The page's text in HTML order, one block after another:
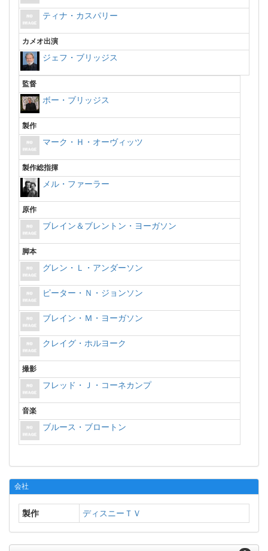
ティナ・カスパリー
カメオ出演
ジェフ・ブリッジス
監督
ボー・ブリッジス
製作
マーク・Ｈ・オーヴィッツ
製作総指揮
メル・ファーラー
原作
ブレイン＆ブレントン・ヨーガソン
脚本
グレン・Ｌ・アンダーソン
ピーター・Ｎ・ジョンソン
ブレイン・Ｍ・ヨーガソン
クレイグ・ホルヨーク
撮影
フレッド・Ｊ・コーネカンプ
音楽
ブルース・ブロートン
会社
製作 ディスニーＴＶ